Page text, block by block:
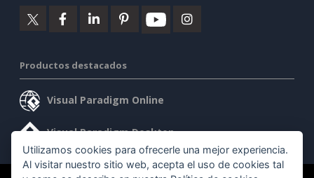
Productos destacados
Visual Paradigm Online
Visual Paradigm Desktop
Utilizamos cookies para ofrecerle una mejor experiencia.
Al visitar nuestro sitio web, acepta el uso de cookies tal